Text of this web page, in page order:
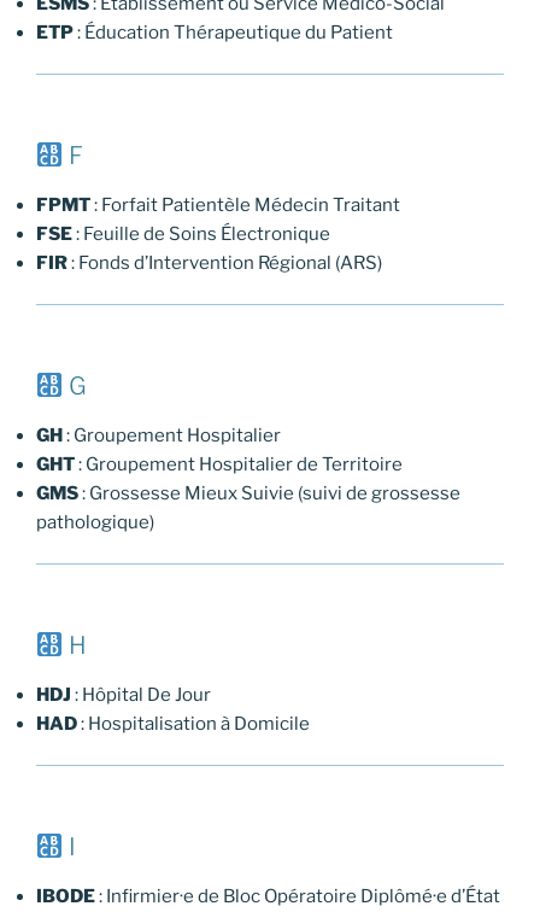
ETP: Éducation Thérapeutique du Patient
F
FPMT: Forfait Patientèle Médecin Traitant
FSE: Feuille de Soins Électronique
FIR: Fonds d’Intervention Régional (ARS)
G
GH: Groupement Hospitalier
GHT: Groupement Hospitalier de Territoire
GMS: Grossesse Mieux Suivie (suivi de grossesse
pathologique)
H
HDJ : Hôpital De Jour
HAD: Hospitalisation à Domicile
I
IBODE: Infirmier·e de Bloc Opératoire Diplômé·e d’État